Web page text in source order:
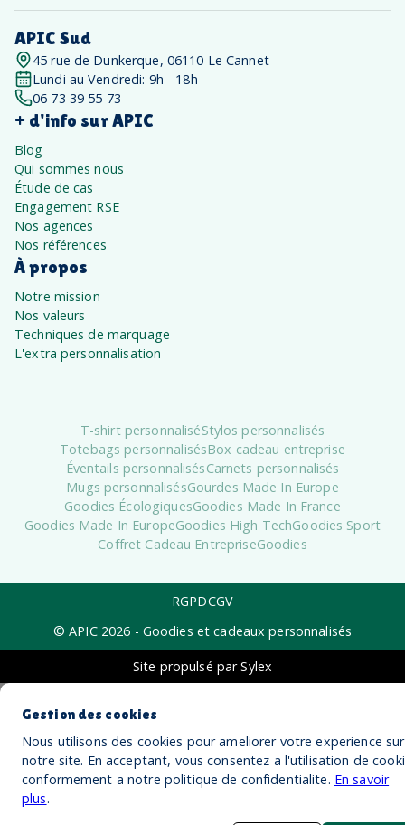
APIC Sud
45 rue de Dunkerque, 06110 Le Cannet
Lundi au Vendredi: 9h - 18h
06 73 39 55 73
+ d'info sur APIC
Blog
Qui sommes nous
Étude de cas
Engagement RSE
Nos agences
Nos références
À propos
Notre mission
Nos valeurs
Techniques de marquage
L'extra personnalisation
T-shirt personnaliséStylos personnalisés
Totebags personnalisésBox cadeau entreprise
Éventails personnalisésCarnets personnalisés
Mugs personnalisésGourdes Made In Europe
Goodies ÉcologiquesGoodies Made In France
Goodies Made In EuropeGoodies High TechGoodies Sport
Coffret Cadeau EntrepriseGoodies
RGPDCGV
© APIC 2026 - Goodies et cadeaux personnalisés
Site propulsé par Sylex
Gestion des cookies
Nous utilisons des cookies pour ameliorer votre experience sur
notre site. En acceptant, vous consentez a l'utilisation de
conformement a notre politique de confidentialite. En savoir
plus.